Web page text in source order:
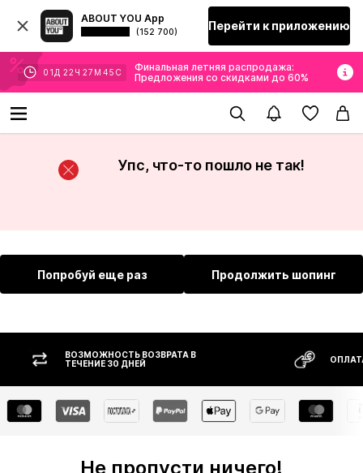
ABOUT YOU App
(152 700) Перейти к приложению
01 Д 22 Ч 27 М 45 С
Финальная летняя распродажа:
Предложения со скидками до 60%
Упс, что-то пошло не так!
Попробуй еще раз Продолжить шопинг
ВОЗМОЖНОСТЬ ВОЗВРАТА В
ТЕЧЕНИЕ 30 ДНЕЙ
Не пропусти ничего!